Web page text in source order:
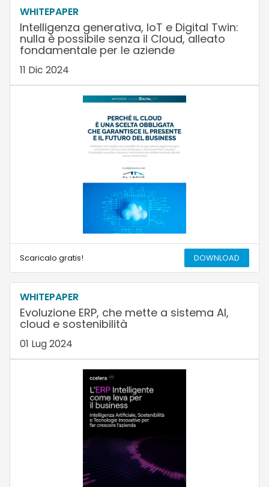
WHITEPAPER
Intelligenza generativa, IoT e Digital Twin:
nulla è possibile senza il Cloud, alleato
fondamentale per le aziende
11 Dic 2024
Scaricalo gratis! DOWNLOAD
WHITEPAPER
Evoluzione ERP, che mette a sistema AI,
cloud e sostenibilità
01 Lug 2024